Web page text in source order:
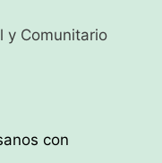
y Comunitario
con